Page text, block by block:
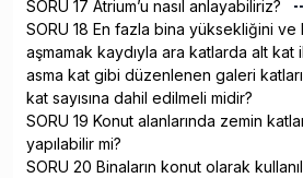
SORU 17 Atrium’u nasıl anlayabiliriz?
SORU 18 En fazla bina yüksekliğini ve
aşmamak kaydıyla ara katlarda alt kat
asma kat gibi düzenlenen galeri
kat sayısına dahil edilmeli midir?
SORU 19 Konut alanlarında zemin
yapılabilir mi?
SORU 20 Binaların konut olarak